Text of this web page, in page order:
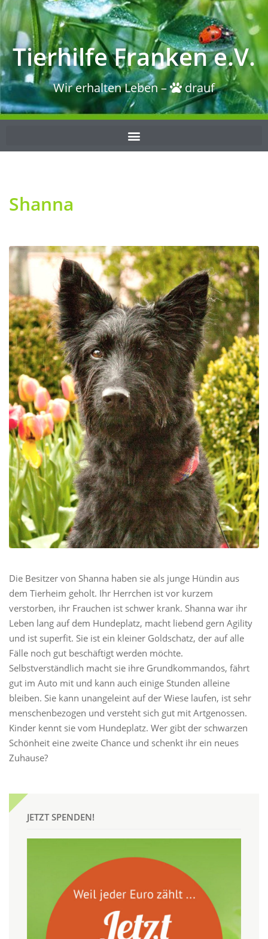
Tierhilfe Franken e.V.
Wir erhalten Leben – drauf
Shanna
Die Besitzer von Shanna haben sie als junge Hündin aus
dem Tierheim geholt. Ihr Herrchen ist vor kurzem
verstorben, ihr Frauchen ist schwer krank. Shanna war ihr
Leben lang auf dem Hundeplatz, macht liebend gern Agility
und ist superfit. Sie ist ein kleiner Goldschatz, der auf alle
Fälle noch gut beschäftigt werden möchte.
Selbstverständlich macht sie ihre Grundkommandos, fährt
gut im Auto mit und kann auch einige Stunden alleine
bleiben. Sie kann unangeleint auf der Wiese laufen, ist sehr
menschenbezogen und versteht sich gut mit Artgenossen.
Kinder kennt sie vom Hundeplatz. Wer gibt der schwarzen
Schönheit eine zweite Chance und schenkt ihr ein neues
Zuhause?
JETZT SPENDEN!